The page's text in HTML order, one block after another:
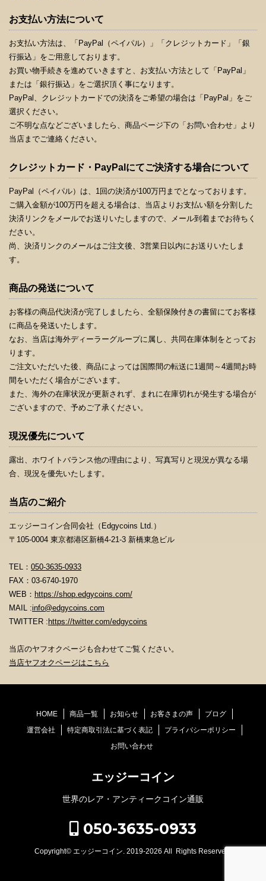
お支払い方法について
お支払い方法は、「PayPal（ペイパル）」「クレジットカード」「銀
行振込」をご用意しております。
お買い物手続きを進めていきますと、お支払い方法として「PayPal」
または「銀行振込」をご選択頂く事になります。
PayPal、クレジットカードでの決済をご希望の場合は「PayPal」をご
選択ください。
ご不明な点などございましたら、商品ページ下の「お問い合わせ」より
当店までご連絡ください。
クレジットカード・PayPalにてご決済する場合について
PayPal（ペイパル）は、1回の決済が100万円までとなっております。
ご購入金額が100万円を超える場合は、当店よりお支払い額を分割した
決済リンクをメールでお送りいたしますので、メール到着までお待ちく
ださい。
尚、決済リンクのメールはご注文後、3営業日以内にお送りいたしま
す。
商品の発送について
お客様の商品代決済が完了しましたら、全額保険付きの書留にてお客様
に商品を発送いたします。
なお、当店は海外ディーラーグループに属し、共同在庫体制をとってお
ります。
ご注文いただいた後、商品によっては国際間の転送に1週間～4週間お時
間をいただく場合がございます。
また、海外の在庫状況が更新されず、まれに在庫切れが発生する場合が
ございますので、予めご了承ください。
現況優先について
露出、ホワイトバランス他の理由により、写真写りと現況が異なる場
合、現況を優先いたします。
当店のご紹介
エッジーコイン合同会社（Edgycoins Ltd.）
〒105-0004 東京都港区新橋4-21-3 新橋東急ビル
TEL： 050-3635-0933
FAX：03-6740-1970
WEB： https://shop.edgycoins.com/
MAIL :info@edgycoins.com
TWITTER :https://twitter.com/edgycoins
当店のヤフオクページも合わせてご覧ください。
当店ヤフオクページはこちら
HOME 商品一覧 お知らせ お客さまの声
ブログ
運営会社
特定商取引法に基づく表記
プライバシーポリシー
お問い合わせ
エッジーコイン
世界のレア・アンティークコイン通販
050-3635-0933
Copyright© エッジーコイン . 2019-2026 All Rights Reserved.